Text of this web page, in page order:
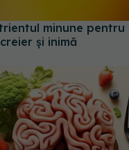
minune pentru
și inimă